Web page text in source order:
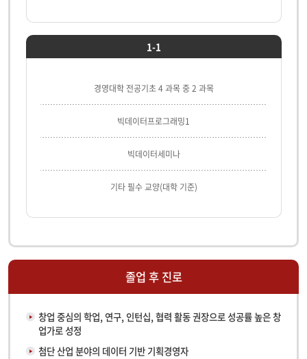
1-1
경영대학 전공기초 4 과목 중 2 과목
빅데이터프로그래밍1
빅데이터세미나
기타 필수 교양(대학 기준)
졸업 후 진로
창업 중심의 학업, 연구, 인턴십, 협력 활동 권장으로 성공률 높은 창
업가로 성정
첨단 산업 분야의 데이터 기반 기획경영자